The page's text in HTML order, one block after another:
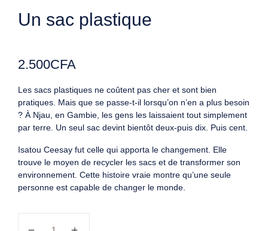
Un sac plastique
2.500CFA
Les sacs plastiques ne coûtent pas cher et sont bien
pratiques. Mais que se passe-t-il lorsqu’on n’en a plus besoin
? À Njau, en Gambie, les gens les laissaient tout simplement
par terre. Un seul sac devint bientôt deux-puis dix. Puis cent.
Isatou Ceesay fut celle qui apporta le changement. Elle
trouve le moyen de recycler les sacs et de transformer son
environnement. Cette histoire vraie montre qu’une seule
personne est capable de changer le monde.